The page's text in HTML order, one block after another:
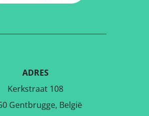
ADRES
Kerkstraat 108
Gentbrugge, België